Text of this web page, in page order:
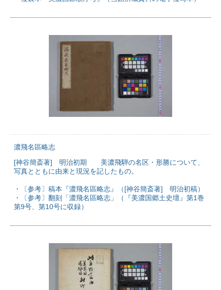
濃飛名區略志
[神谷簡斎著] 明治初期 美濃飛騨の名区・形勝について、
写真とともに由来と現況を記したもの。
・〔参考〕稿本『濃飛名區略志』（[神谷簡斎著] 明治初稿）
・〔参考〕翻刻「濃飛名區略志」（『美濃国郷土史壇』第1巻
第9号、第10号に収録）